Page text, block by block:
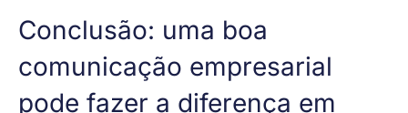
Conclusão: uma boa
comunicação empresarial
pode fazer a diferença em